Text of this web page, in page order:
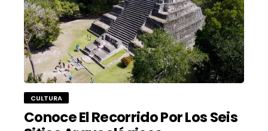
CULTURA
Conoce El Recorrido Por Los Seis